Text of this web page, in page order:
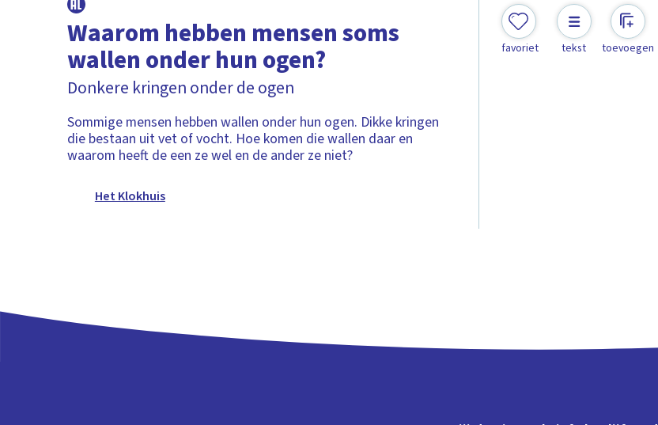
Waarom hebben mensen soms
wallen onder hun ogen?
Donkere kringen onder de ogen
Sommige mensen hebben wallen onder hun ogen. Dikke kringen
die bestaan uit vet of vocht. Hoe komen die wallen daar en
waarom heeft de een ze wel en de ander ze niet?
Het Klokhuis
favoriet tekst toevoegen